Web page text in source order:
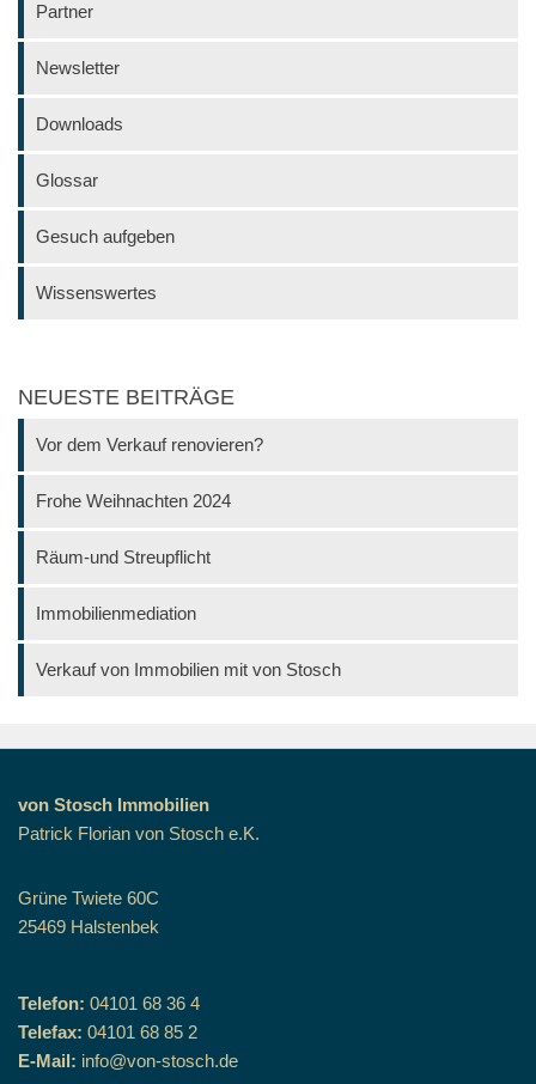
Partner
Newsletter
Downloads
Glossar
Gesuch aufgeben
Wissenswertes
NEUESTE BEITRÄGE
Vor dem Verkauf renovieren?
Frohe Weihnachten 2024
Räum-und Streupflicht
Immobilienmediation
Verkauf von Immobilien mit von Stosch
von Stosch Immobilien
Patrick Florian von Stosch e.K.
Grüne Twiete 60C
25469 Halstenbek
Telefon: 04101 68 36 4
Telefax: 04101 68 85 2
E-Mail: info@von-stosch.de